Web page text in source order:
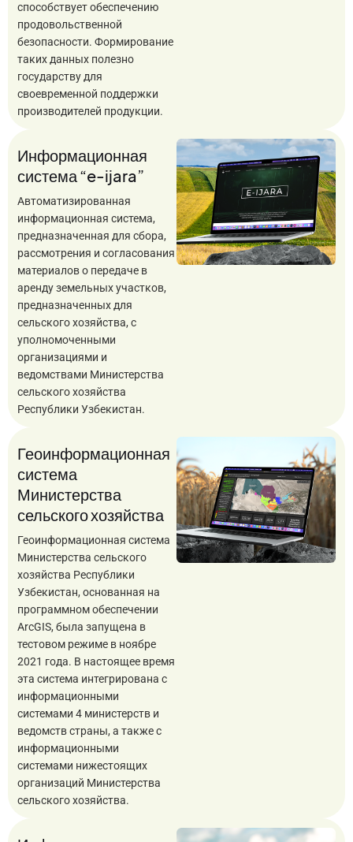
способствует обеспечению
продовольственной
безопасности. Формирование
таких данных полезно
государству для
своевременной поддержки
производителей продукции.
Информационная
система “e-ijara”
Автоматизированная
информационная система,
предназначенная для сбора,
рассмотрения и согласования
материалов о передаче в
аренду земельных участков,
предназначенных для
сельского хозяйства, с
уполномоченными
организациями и
ведомствами Министерства
сельского хозяйства
Республики Узбекистан.
Геоинформационная
система
Министерства
сельского хозяйства
Геоинформационная система
Министерства сельского
хозяйства Республики
Узбекистан, основанная на
программном обеспечении
ArcGIS, была запущена в
тестовом режиме в ноябре
2021 года. В настоящее время
эта система интегрирована с
информационными
системами 4 министерств и
ведомств страны, а также с
информационными
системами нижестоящих
организаций Министерства
сельского хозяйства.